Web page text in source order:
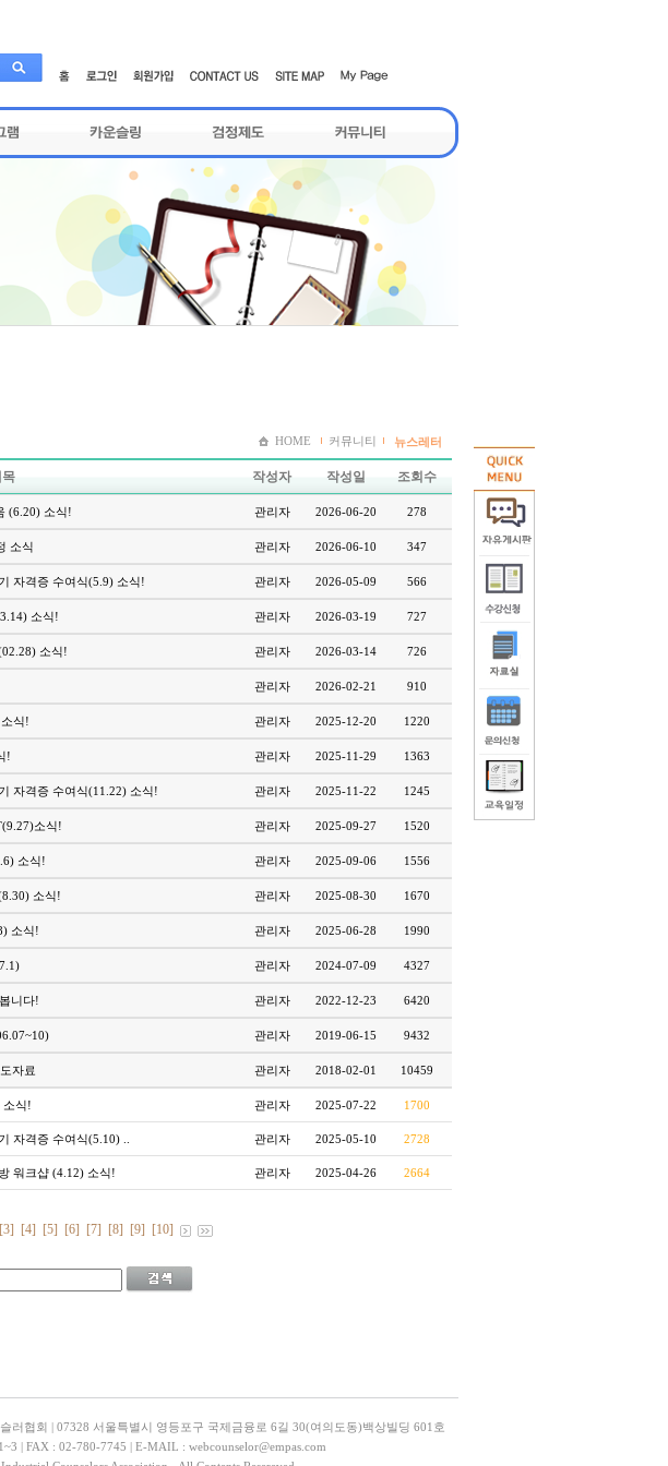
HOME 커뮤니티 뉴스레터
작성자 작성일 조회수
(6.20) 소식! 관리자 2026-06-20 278
소식 관리자 2026-06-10 347
자격증 수여식(5.9) 소식! 관리자 2026-05-09 566
소식! 관리자 2026-03-19 727
소식! 관리자 2026-03-14 726
관리자 2026-02-21 910
식! 관리자 2025-12-20 1220
! 관리자 2025-11-29 1363
자격증 수여식(11.22) 소식! 관리자 2025-11-22 1245
소식! 관리자 2025-09-27 1520
소식! 관리자 2025-09-06 1556
소식! 관리자 2025-08-30 1670
소식! 관리자 2025-06-28 1990
관리자 2024-07-09 4327
니다! 관리자 2022-12-23 6420
관리자 2019-06-15 9432
자료 관리자 2018-02-01 10459
소식! 관리자 2025-07-22 1700
자격증 수여식(5.10) .. 관리자 2025-05-10 2728
워크샵 (4.12) 소식! 관리자 2025-04-26 2664
[3] [4] [5] [6] [7] [8] [9] [10]
러협회 | 07328 서울특별시 영등포구 국제금융로 6길 30(여의도동)백상빌딩 601호
| FAX : 02-780-7745 | E-MAIL : webcounselor@empas.com